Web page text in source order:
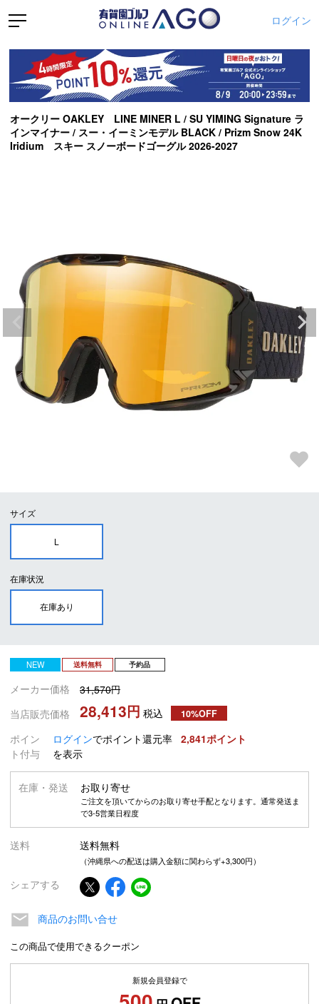
ログイン
オークリー OAKLEY LINE MINER L / SU YIMING Signature ラ
インマイナー / スー・イーミンモデル BLACK / Prizm Snow 24K
Iridium スキー スノーボードゴーグル 2026-2027
サイズ
L
在庫状況
在庫あり
NEW 送料無料 予約品
メーカー価格
31,570
当店販売価格
28,413 税込 10%OFF
ポイン
ト付与
ログインでポイント還元率
を表示
2,841
在庫・発送 お取り寄せ
ご注文を頂いてからのお取り寄せ手配となります。通常発送ま
で3-5営業日程度
送料 送料無料
（沖縄県への配送は購入金額に関わらず+3,300円）
シェアする
商品のお問い合せ
この商品で使用できるクーポン
新規会員登録で